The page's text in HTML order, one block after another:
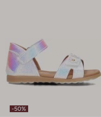
-50%